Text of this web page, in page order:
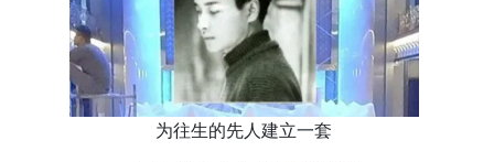
为往生的先人建立一套